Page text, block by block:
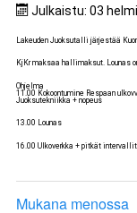
Julkaistu: 03
Lakeuden Juoksutalli järjestää
KjKr maksaa hallimaksut. Lounas
Ohjelma
11.00 Kokoontumine Respaan
Juoksutekniikka + nopeus
13.00 Lounas
16.00 Ulkoverkka + pitkät
Mukana menossa